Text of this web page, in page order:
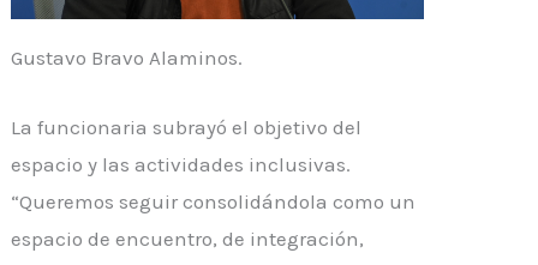
Gustavo Bravo Alaminos.
La funcionaria subrayó el objetivo del
espacio y las actividades inclusivas.
“Queremos seguir consolidándola como un
espacio de encuentro, de integración,